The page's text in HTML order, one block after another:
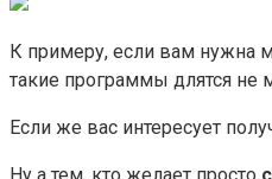
К примеру, если вам нужна
такие программы длятся не
Если же вас интересует